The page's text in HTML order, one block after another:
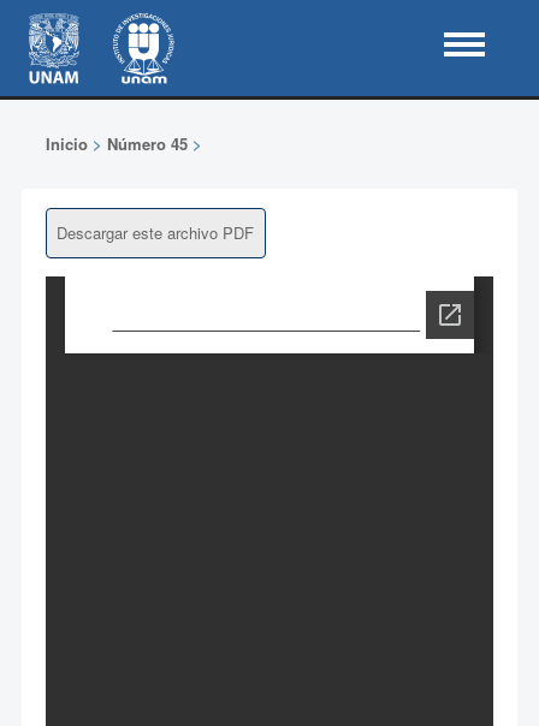
Inicio> Número 45>
Descargar este archivo PDF